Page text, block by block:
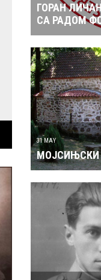
ГОРАН
СА РАДОМ
31 MAY
МОЈСИЊСКИ